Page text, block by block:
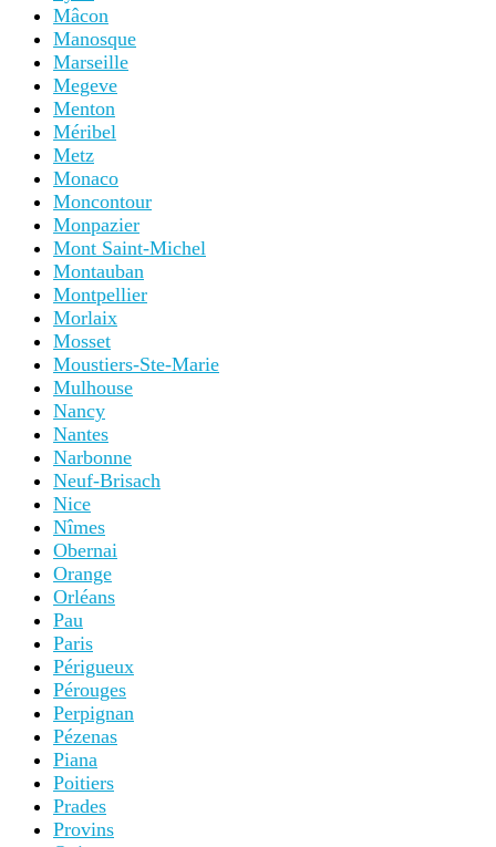
Mâcon
Manosque
Marseille
Megeve
Menton
Méribel
Metz
Monaco
Moncontour
Monpazier
Mont Saint-Michel
Montauban
Montpellier
Morlaix
Mosset
Moustiers-Ste-Marie
Mulhouse
Nancy
Nantes
Narbonne
Neuf-Brisach
Nice
Nîmes
Obernai
Orange
Orléans
Pau
Paris
Périgueux
Pérouges
Perpignan
Pézenas
Piana
Poitiers
Prades
Provins